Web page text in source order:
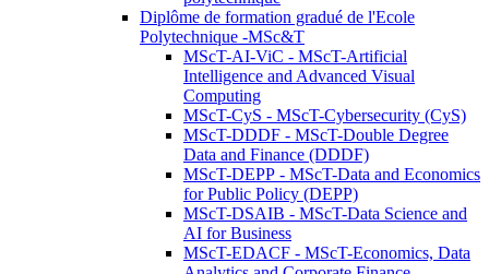
Diplôme de formation gradué de l'Ecole
Polytechnique -MSc&T
MScT-AI-ViC - MScT-Artificial
Intelligence and Advanced Visual
Computing
MScT-CyS - MScT-Cybersecurity (CyS)
MScT-DDDF - MScT-Double Degree
Data and Finance (DDDF)
MScT-DEPP - MScT-Data and Economics
for Public Policy (DEPP)
MScT-DSAIB - MScT-Data Science and
AI for Business
MScT-EDACF - MScT-Economics, Data